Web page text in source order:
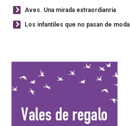
Aves. Una mirada extraordianria
Los infantiles que no pasan de moda